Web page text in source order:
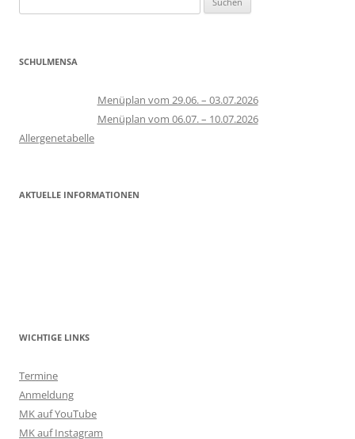
nach:
SCHULMENSA
Menüplan vom 29.06. – 03.07.2026
Menüplan vom 06.07. – 10.07.2026
Allergenetabelle
AKTUELLE INFORMATIONEN
WICHTIGE LINKS
Termine
Anmeldung
MK auf YouTube
MK auf Instagram